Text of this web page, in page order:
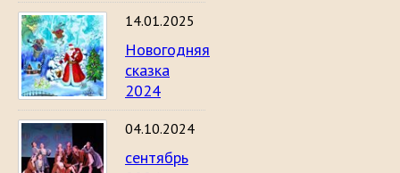
14.01.2025
Новогодняя
сказка
2024
04.10.2024
сентябрь